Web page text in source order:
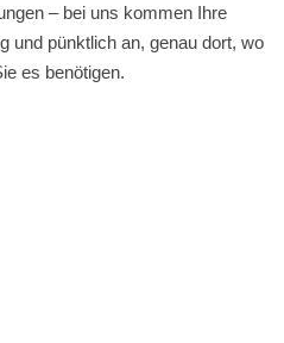
– bei uns kommen Ihre
und pünktlich an, genau dort, wo
es benötigen.